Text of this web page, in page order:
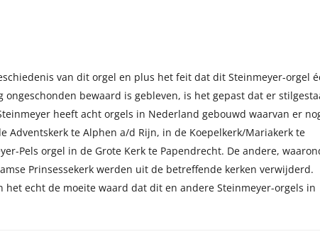
van dit orgel en plus het feit dat dit Steinmeyer-orgel
ongeschonden bewaard is gebleven, is het gepast dat er
heeft acht orgels in Nederland gebouwd waarvan er
Adventskerk te Alphen a/d Rijn, in de Koepelkerk/Mariakerk te
Pels orgel in de Grote Kerk te Papendrecht. De andere,
Prinsessekerk werden uit de betreffende kerken verwijderd.
het echt de moeite waard dat dit en andere Steinmeyer-orgels in